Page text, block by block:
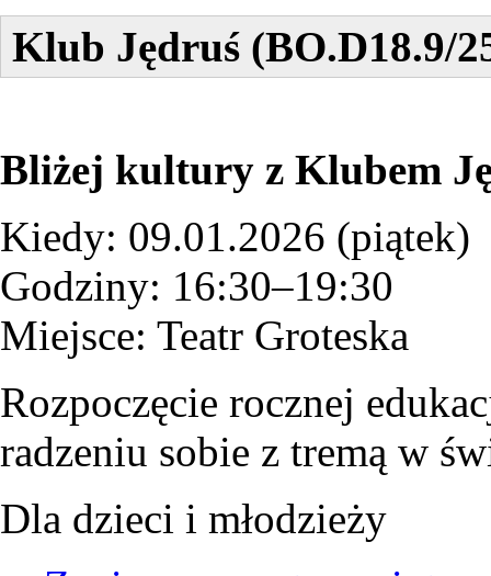
Klub Jędruś (BO.D18.9/
Bliżej kultury z Klubem
Kiedy: 09.01.2026 (piątek)
Godziny: 16:30–19:30
Miejsce: Teatr Groteska
Rozpoczęcie rocznej
radzeniu sobie z tremą w
Dla dzieci i młodzieży